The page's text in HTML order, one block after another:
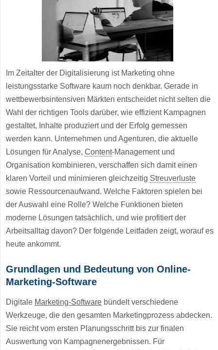
Im Zeitalter der Digitalisierung ist Marketing ohne
leistungsstarke Software kaum noch denkbar. Gerade in
wettbewerbsintensiven Märkten entscheidet nicht selten die
Wahl der richtigen Tools darüber, wie effizient Kampagnen
gestaltet, Inhalte produziert und der Erfolg gemessen
werden kann. Unternehmen und Agenturen, die aktuelle
Lösungen für Analyse, Content-Management und
Organisation kombinieren, verschaffen sich damit einen
klaren Vorteil und minimieren gleichzeitig Streuverluste
sowie Ressourcenaufwand. Welche Faktoren spielen bei
der Auswahl eine Rolle? Welche Funktionen bieten
moderne Lösungen tatsächlich, und wie profitiert der
Arbeitsalltag davon? Der folgende Leitfaden zeigt, worauf es
heute ankommt.
Grundlagen und Bedeutung von Online-
Marketing-Software
Digitale Marketing-Software bündelt verschiedene
Werkzeuge, die den gesamten Marketingprozess abdecken.
Sie reicht vom ersten Planungsschritt bis zur finalen
Auswertung von Kampagnenergebnissen. Für